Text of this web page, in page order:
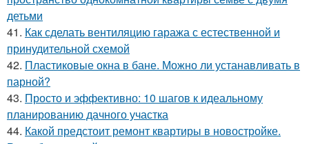
детьми
41. Как сделать вентиляцию гаража с естественной и
принудительной схемой
42. Пластиковые окна в бане. Можно ли устанавливать в
парной?
43. Просто и эффективно: 10 шагов к идеальному
планированию дачного участка
44. Какой предстоит ремонт квартиры в новостройке.